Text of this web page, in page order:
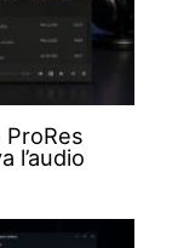
ProRes
l’audio